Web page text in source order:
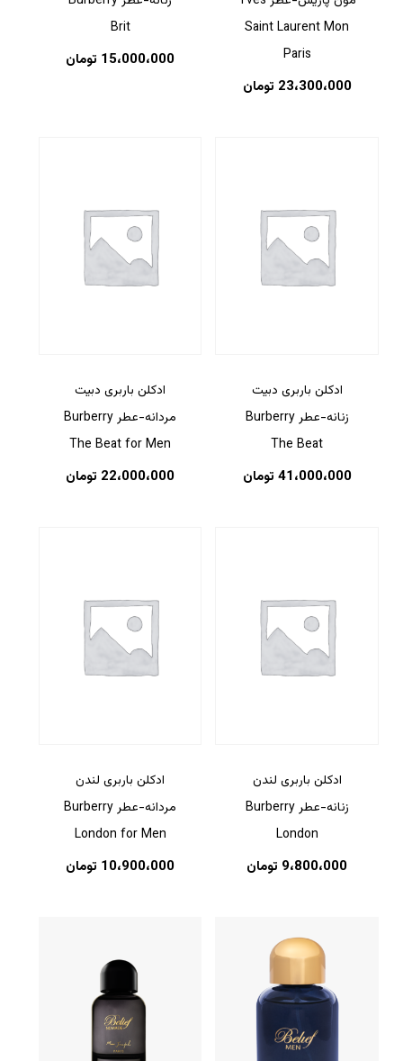
هیچ محصولی در سبد خرید نیست.
بازگشت به فروشگاه
Saint Laurent Mon
Paris
23،300،000 تومان
Brit
15،000،000 تومان
ادکلن باربری دبیت
زنانه-عطر Burberry
The Beat
41،000،000 تومان
ادکلن باربری دبیت
مردانه-عطر Burberry
The Beat for Men
22،000،000 تومان
ادکلن باربری لندن
زنانه-عطر Burberry
London
9،800،000 تومان
ادکلن باربری لندن
مردانه-عطر Burberry
London for Men
10،900،000 تومان